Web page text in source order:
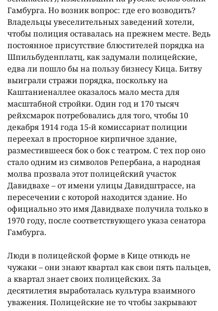
Гамбурга. Но возник вопрос: где его возводить?
Владельцы увеселительных заведений хотели,
чтобы полиция оставалась на прежнем месте. Ведь
постоянное присутствие блюстителей порядка на
Шпильбуденплатц, как задумали полицейские,
едва ли пошло бы на пользу бизнесу Кица. Битву
выиграли стражи порядка, поскольку на
Каштаниеналлее оказалось мало места для
масштабной стройки. Один год и 170 тысяч
рейхсмарок потребовались для того, чтобы 10
декабря 1914 года 15-й комиссариат полиции
переехал в просторное кирпичное здание,
разместившееся бок о бок с театром. С тех пор оно
стало одним из символов Репербана, а народная
молва прозвала этот полицейский участок
Давидвахе – от имени улицы Давидштрассе, на
пересечении с которой находится здание. Но
официально это имя Давидвахе получила только в
1970 году, после соответствующего указа сенатора
Гамбурга.
Люди в полицейской форме в Кице отнюдь не
чужаки – они знают квартал как свои пять пальцев,
а квартал знает своих полицейских. За
десятилетия выработалась культура взаимного
уважения. Полицейские не то чтобы закрывают